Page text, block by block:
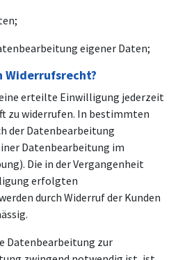
eigener Daten;
Widerrufsrecht?
erteilte Einwilligung jederzeit
zu widerrufen. In bestimmten
der Datenbearbeitung
Datenbearbeitung im
Die in der Vergangenheit
erfolgten
durch Widerruf der Kunden
Datenbearbeitung zur